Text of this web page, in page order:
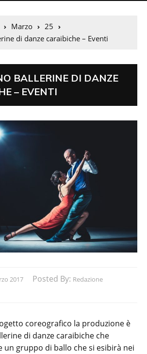
Marzo
25
di danze caraibiche – Eventi
BALLERINE DI DANZE
– EVENTI
2017 Posted By: Redazione
coreografico la produzione è
di danze caraibiche che
un gruppo di ballo che si esibirà nei